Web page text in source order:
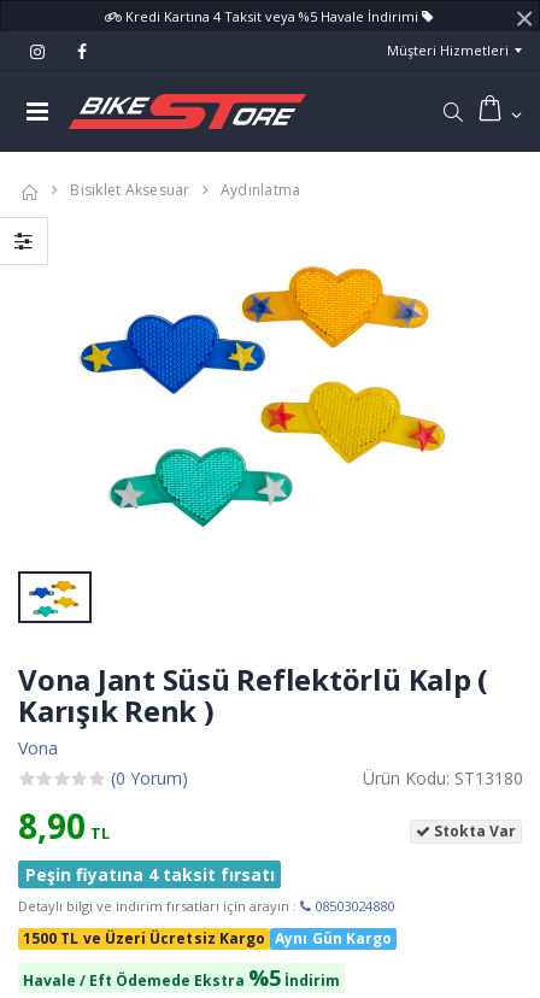
Kredi Kartına 4 Taksit veya %5 Havale İndirimi ×
Müşteri Hizmetleri
Bisiklet Aksesuar Aydınlatma
Vona Jant Süsü Reflektörlü Kalp (
Karışık Renk )
Vona
(0 Yorum)
Ürün Kodu: ST13180
8,90 TL Stokta Var
Peşin fiyatına 4 taksit fırsatı
Detaylı bilgi ve indirim fırsatları için arayın : 08503024880
1500 TL ve Üzeri Ücretsiz Kargo Aynı Gün Kargo
Havale / Eft Ödemede Ekstra %5 İndirim